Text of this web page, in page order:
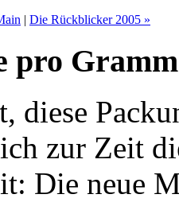
| Die Rückblicker 2005 »
pro
diese
zur Zeit
Die neue